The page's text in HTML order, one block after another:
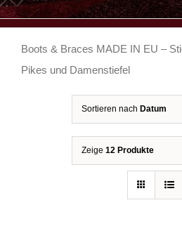
Boots & Braces MADE IN EU –
Pikes und Damenstiefel
Sortieren nach Datum
Zeige 12 Produkte